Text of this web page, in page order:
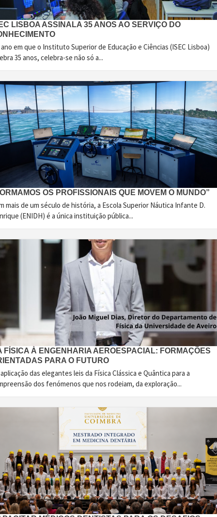
LISBOA ASSINALA 35 ANOS AO SERVIÇO DO
em que o Instituto Superior de Educação e Ciências (ISEC Lisboa)
35 anos, celebra-se não só a...
OS PROFISSIONAIS QUE MOVEM O MUNDO”
mais de um século de história, a Escola Superior Náutica Infante D.
(ENIDH) é a única instituição pública...
FÍSICA À ENGENHARIA AEROESPACIAL: FORMAÇÕES
PARA O FUTURO
das elegantes leis da Física Clássica e Quântica para a
dos fenómenos que nos rodeiam, da exploração...